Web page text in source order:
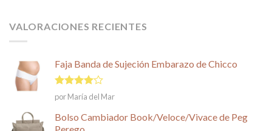
VALORACIONES RECIENTES
Faja Banda de Sujeción Embarazo de Chicco
Valorado
en
5
por María del Mar
Bolso Cambiador Book/Veloce/Vivace de Peg